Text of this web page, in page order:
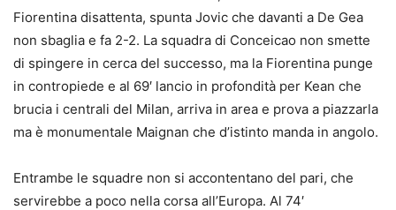
Fiorentina disattenta, spunta Jovic che davanti a De Gea
non sbaglia e fa 2-2. La squadra di Conceicao non smette
di spingere in cerca del successo, ma la Fiorentina punge
in contropiede e al 69′ lancio in profondità per Kean che
brucia i centrali del Milan, arriva in area e prova a piazzarla
ma è monumentale Maignan che d’istinto manda in angolo.
Entrambe le squadre non si accontentano del pari, che
servirebbe a poco nella corsa all’Europa. Al 74′